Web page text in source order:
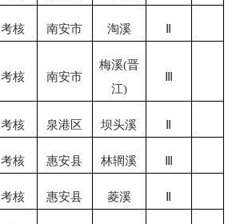
考核 南安市 淘溪 Ⅱ
考核 南安市
梅溪(晋
江)
Ⅲ
考核 泉港区 坝头溪 Ⅱ
考核 惠安县 林辋溪 Ⅲ
考核 惠安县 菱溪 Ⅱ